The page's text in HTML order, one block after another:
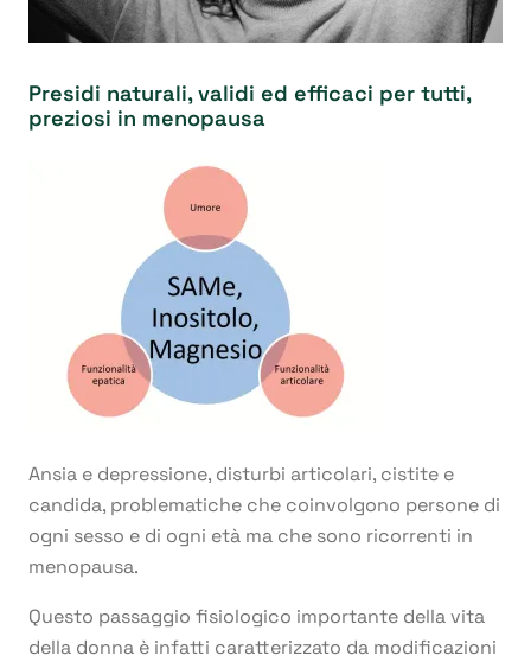
Presidi naturali, validi ed efficaci per tutti,
preziosi in menopausa
Ansia e depressione, disturbi articolari, cistite e
candida, problematiche che coinvolgono persone di
ogni sesso e di ogni età ma che sono ricorrenti in
menopausa.
Questo passaggio fisiologico importante della vita
della donna è infatti caratterizzato da modificazioni